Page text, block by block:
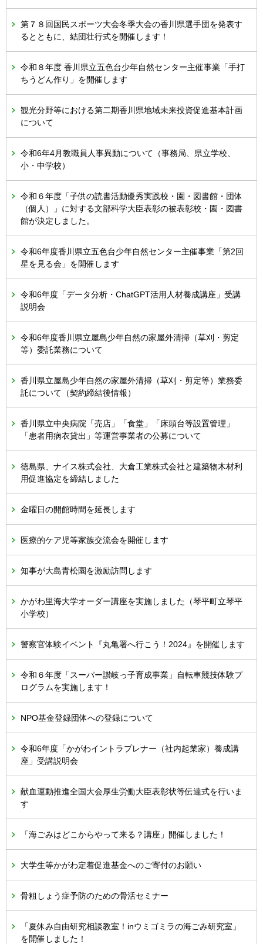
第７８回国民スポーツ大会冬季大会の香川県選手団を発表す
るとともに、結団壮行式を開催します！
令和８年度 香川県立五色台少年自然センター主催事業「手打
ちうどん作り」を開催します
観光分野等における第二期香川県地域未来投資促進基本計画
について
令和6年4月教職員人事異動について（事務局、県立学校、
小・中学校）
令和６年度「子供の読書活動優秀実践校・園・図書館・団体
（個人）」に対する文部科学大臣表彰の被表彰校・園・図書
館が決定しました。
令和6年度香川県立五色台少年自然センター主催事業「第2回
星を見る会」を開催します
令和6年度「データ分析・ChatGPT活用人材養成講座」受講
説明会
令和6年度香川県立屋島少年自然の家屋外清掃（草刈・剪定
等）委託業務について
香川県立屋島少年自然の家屋外清掃（草刈・剪定等）業務委
託について（契約締結後情報）
香川県立中央病院「売店」「食堂」「床頭台等設置管理」
「患者用病衣貸出」等運営事業者の公募について
徳島県、ナイス株式会社、大倉工業株式会社と建築物木材利
用促進協定を締結しました
金曜日の開館時間を延長します
医療的ケア児等家族交流会を開催します
知事が大島青松園を激励訪問します
かがわ里海大学オーダー講座を実施しました（琴平町立琴平
小学校）
警察官体験イベント『丸亀署へ行こう！2024』を開催します
令和６年度「スーパー讃岐っ子育成事業」自転車競技体験プ
ログラムを実施します！
NPO基金登録団体への登録について
令和6年度「かがわイントラプレナー（社内起業家）養成講
座」受講説明会
献血運動推進全国大会厚生労働大臣表彰状等伝達式を行いま
す
「海ごみはどこからやって来る？講座」開催しました！
大学生等かがわ定着促進基金へのご寄付のお願い
骨粗しょう症予防のための骨活セミナー
「夏休み自由研究相談教室！inウミゴミラの海ごみ研究室」
を開催しました！